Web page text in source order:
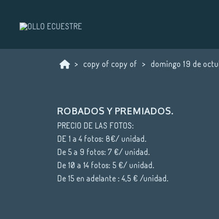
copy of copy of domingo 19 de
ROBADOS Y PREMIADOS.
PRECIO DE LAS FOTOS:
DE 1 a 4 fotos: 8€/ unidad.
De 5 a 9 fotos: 7 €/ unidad.
De 10 a 14 fotos: 5 €/ unidad.
De 15 en adelante : 4,5 € /unidad.